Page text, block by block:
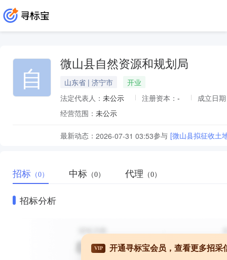
自 微山县自然资源和规划局
山东省 | 济宁市
开业
法定代表人： 未公示 注册资本： -
成立日
经营范围： 未公示
最新动态： 2026-07-31 03:53参与 [微山县拟征收土
招标 （0） 中标 （0） 代理 （0）
招标分析
VIP 开通寻标宝会员，查看更多招采